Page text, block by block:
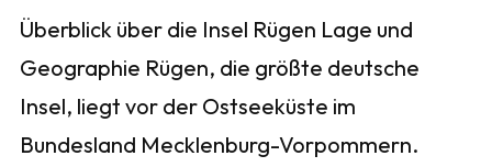
Überblick über die Insel Rügen Lage und
Geographie Rügen, die größte deutsche
Insel, liegt vor der Ostseeküste im
Bundesland Mecklenburg-Vorpommern.